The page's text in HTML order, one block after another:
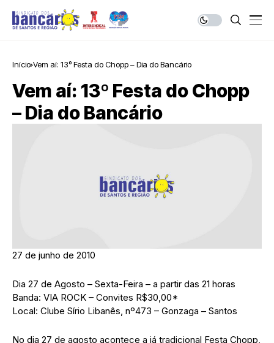
Início Vem aí: 13º Festa do Chopp – Dia do Bancário
Vem aí: 13º Festa do Chopp
– Dia do Bancário
27 de junho de 2010
Dia 27 de Agosto – Sexta-Feira – a partir das 21 horas
Banda: VIA ROCK – Convites R$30,00*
Local: Clube Sírio Libanês, nº473 – Gonzaga – Santos
No dia 27 de agosto acontece a já tradicional Festa Chopp,